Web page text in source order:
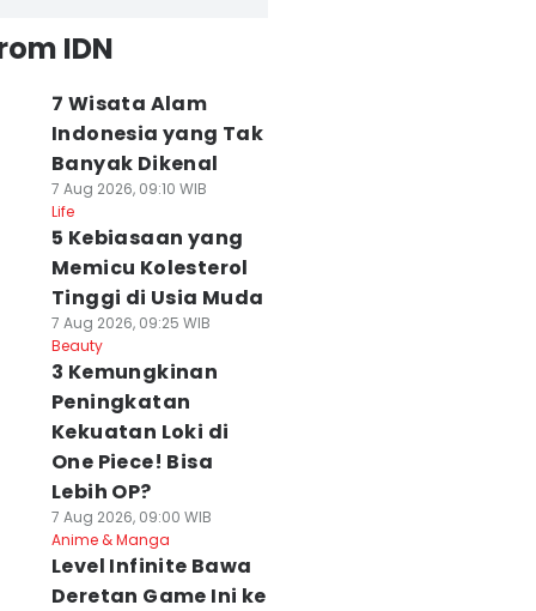
IDN
7 Wisata Alam
Indonesia yang Tak
Banyak Dikenal
7 Aug 2026, 09:10 WIB
Life
5 Kebiasaan yang
Memicu Kolesterol
Tinggi di Usia Muda
7 Aug 2026, 09:25 WIB
Beauty
3 Kemungkinan
Peningkatan
Kekuatan Loki di
One Piece! Bisa
Lebih OP?
7 Aug 2026, 09:00 WIB
Anime & Manga
Level Infinite Bawa
Deretan Game Ini ke